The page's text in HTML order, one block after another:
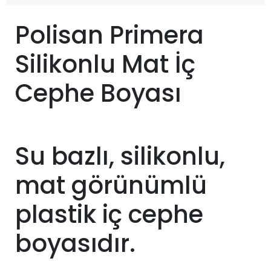
Polisan Primera
Silikonlu Mat İç
Cephe Boyası
Su bazlı, silikonlu,
mat görünümlü
plastik iç cephe
boyasıdır.